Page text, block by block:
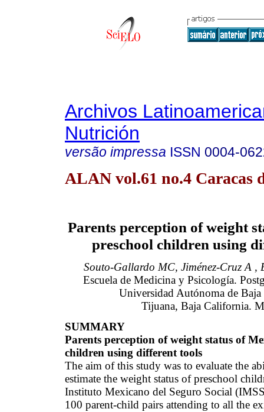
Archivos
Nutrición
versão impressa ISSN 0004-
ALAN vol.61 no.4 Caracas
Parents perception of weight
preschool children using
Souto-Gallardo MC, Jiménez-Cruz A ,
Escuela de Medicina y Psicología.
Universidad Autónoma de
Tijuana, Baja California.
SUMMARY
Parents perception of weight status of
children using different tools
The aim of this study was to evaluate the
estimate the weight status of preschool
Instituto Mexicano del Seguro Social (
100 parent-child pairs attending to all the